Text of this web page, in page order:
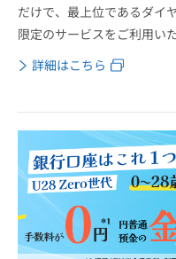
だけで、最上位であるダイ
限定のサービスをご利用い
詳細はこちら